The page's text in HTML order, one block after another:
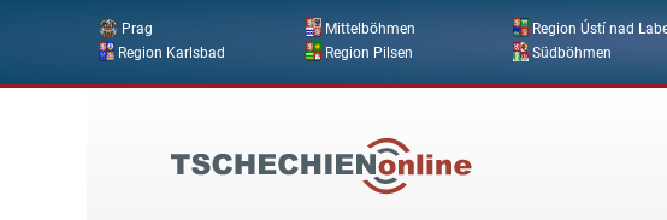
Prag Mittelböhmen Region Ústí nad
Region Karlsbad
Region Pilsen Südböhmen
Online